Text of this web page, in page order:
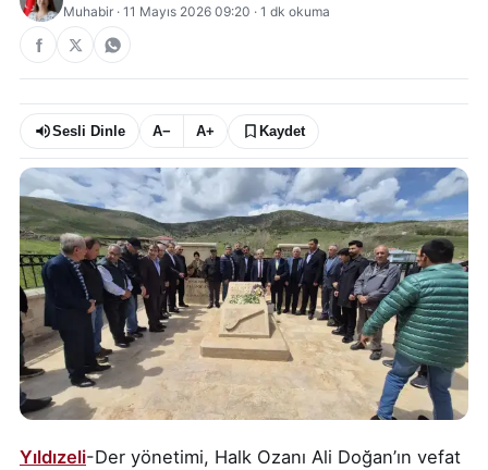
Muhabir · 11 Mayıs 2026 09:20 · 1 dk okuma
Sesli Dinle A− A+ Kaydet
Yıldızeli-Der yönetimi, Halk Ozanı Ali Doğan’ın vefat